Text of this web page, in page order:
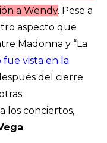
a Wendy. Pese a
aspecto que
Madonna y “La
fue vista en la
del cierre
los conciertos,
.